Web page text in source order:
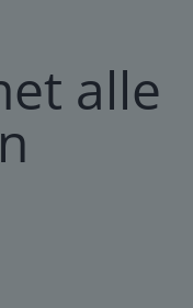
alle